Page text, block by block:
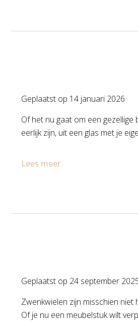
Geplaatst op 14 januari 2026
Of het nu gaat om een
eerlijk zijn, uit een glas met je
Lees meer
Geplaatst op 24 september
Zwenkwielen zijn misschien
Of je nu een meubelstuk wilt